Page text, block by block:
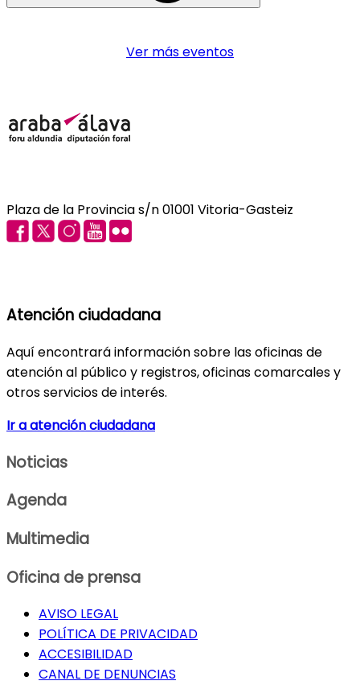
Ver más eventos
Plaza de la Provincia s/n 01001 Vitoria-Gasteiz
Atención ciudadana
Aquí encontrará información sobre las oficinas de
atención al público y registros, oficinas comarcales y
otros servicios de interés.
Ir a atención ciudadana
Noticias
Agenda
Multimedia
Oficina de prensa
AVISO LEGAL
POLÍTICA DE PRIVACIDAD
ACCESIBILIDAD
CANAL DE DENUNCIAS